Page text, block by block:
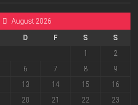
August 2026
D F S
S
1
2
6 7 8
9
13 14 15
16
20 21 22
23